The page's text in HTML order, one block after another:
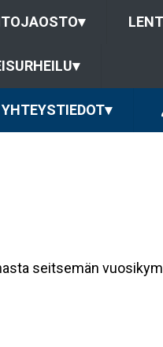
▾
▾
YHTEYSTIEDOT▾
seitsemän